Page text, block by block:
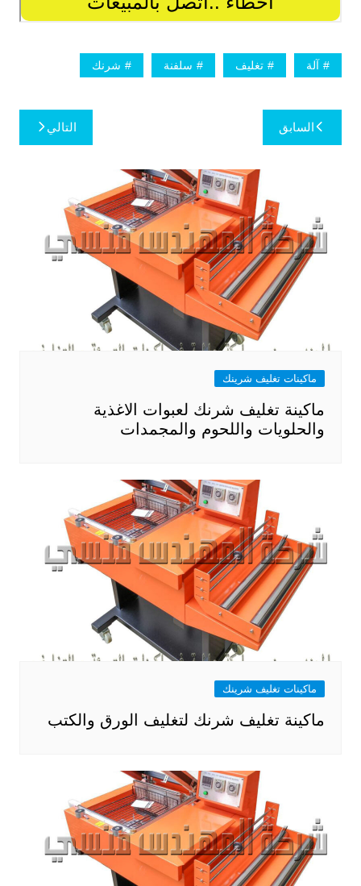
آلة تغليف سلفنة شرنك
تصفّح
المقالات
السابق التالي
ماكينات تغليف شرينك
ماكينة تغليف شرنك لعبوات الاغذية
والحلويات واللحوم والمجمدات
ماكينات تغليف شرينك
ماكينة تغليف شرنك لتغليف الورق والكتب